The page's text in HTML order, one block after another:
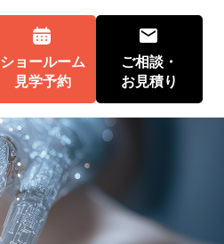
ショールーム
見学予約
ご相談・
お見積り